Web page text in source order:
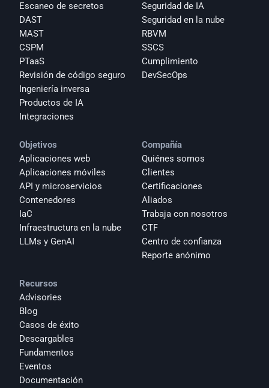
Escaneo de secretos
DAST
MAST
CSPM
PTaaS
Revisión de código seguro
Ingeniería inversa
Productos de IA
Integraciones
Seguridad de IA
Seguridad en la nube
RBVM
SSCS
Cumplimiento
DevSecOps
Objetivos
Aplicaciones web
Aplicaciones móviles
API y microservicios
Contenedores
IaC
Infraestructura en la nube
LLMs y GenAI
Compañía
Quiénes somos
Clientes
Certificaciones
Aliados
Trabaja con nosotros
CTF
Centro de confianza
Reporte anónimo
Recursos
Advisories
Blog
Casos de éxito
Descargables
Fundamentos
Eventos
Documentación